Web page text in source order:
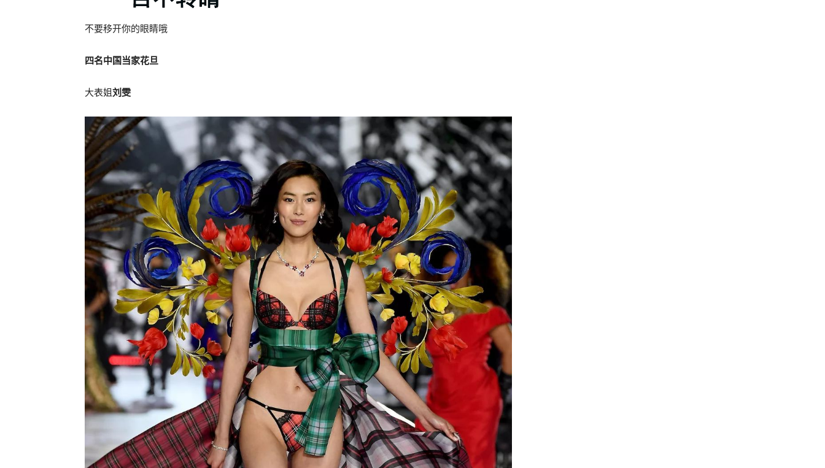
不要移开你的眼睛哦
四名中国当家花旦
大表姐刘雯